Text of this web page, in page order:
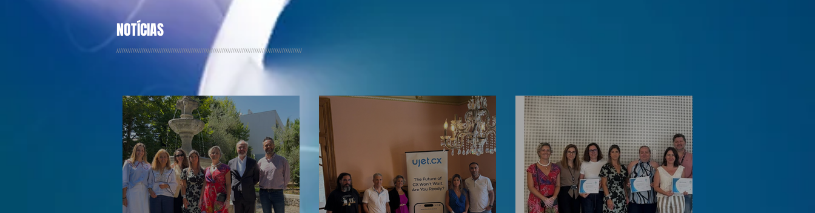
NOTÍCIAS
//////////////////////////////////////////////////////////////////////////////////////////////////////